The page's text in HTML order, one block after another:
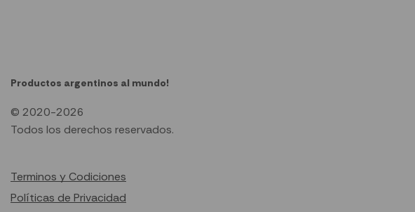
Productos argentinos al mundo!
© 2020-2026
Todos los derechos reservados.
Terminos y Codiciones
Políticas de Privacidad